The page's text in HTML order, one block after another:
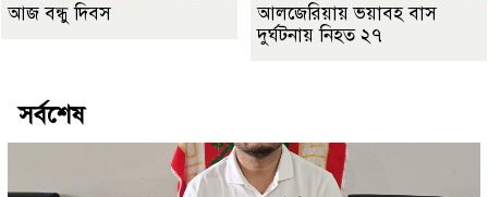
আজ বন্ধু দিবস
আলজেরিয়ায় ভয়াবহ বাস
দুর্ঘটনায় নিহত ২৭
সর্বশেষ